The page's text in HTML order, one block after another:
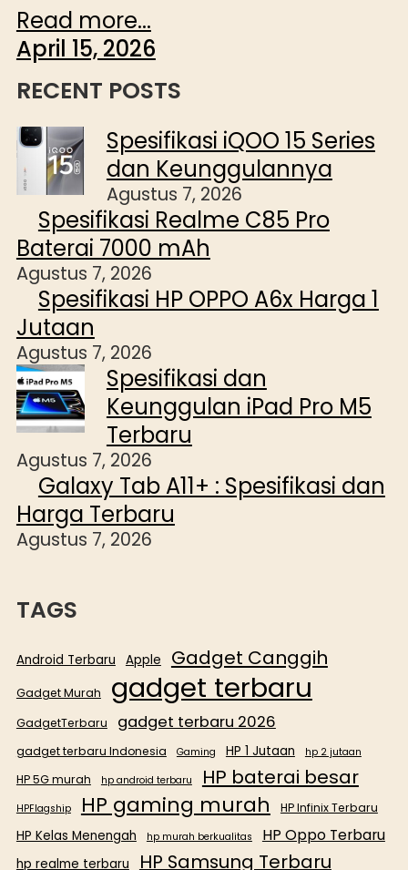
Read more...
April 15, 2026
RECENT POSTS
Spesifikasi iQOO 15 Series
dan Keunggulannya
Agustus 7, 2026
Spesifikasi Realme C85 Pro
Baterai 7000 mAh
Agustus 7, 2026
Spesifikasi HP OPPO A6x Harga 1
Jutaan
Agustus 7, 2026
Spesifikasi dan
Keunggulan iPad Pro M5
Terbaru
Agustus 7, 2026
Galaxy Tab A11+ : Spesifikasi dan
Harga Terbaru
Agustus 7, 2026
TAGS
Android Terbaru Apple Gadget Canggih
Gadget Murah gadget terbaru
GadgetTerbaru gadget terbaru 2026
gadget terbaru Indonesia Gaming HP 1 Jutaan hp 2 jutaan
HP 5G murah hp android terbaru HP baterai besar
HPFlagship HP gaming murah HP Infinix Terbaru
HP Kelas Menengah hp murah berkualitas HP Oppo Terbaru
hp realme terbaru HP Samsung Terbaru